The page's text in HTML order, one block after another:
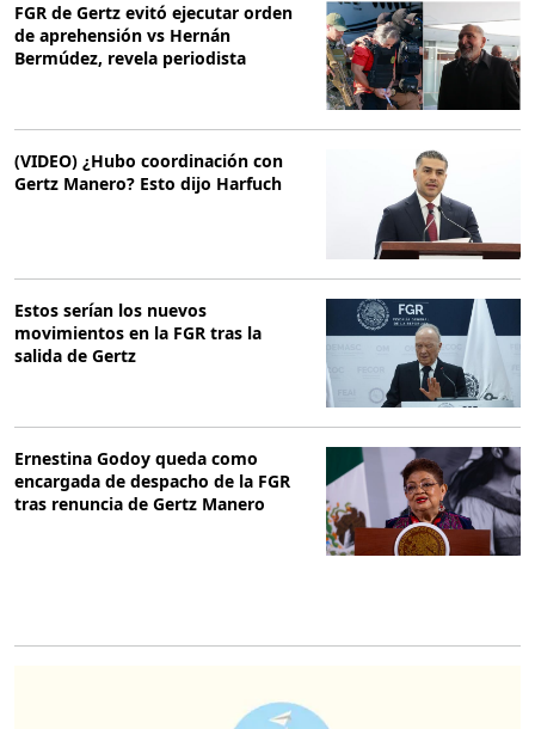
FGR de Gertz evitó ejecutar orden
de aprehensión vs Hernán
Bermúdez, revela periodista
(VIDEO) ¿Hubo coordinación con
Gertz Manero? Esto dijo Harfuch
Estos serían los nuevos
movimientos en la FGR tras la
salida de Gertz
Ernestina Godoy queda como
encargada de despacho de la FGR
tras renuncia de Gertz Manero